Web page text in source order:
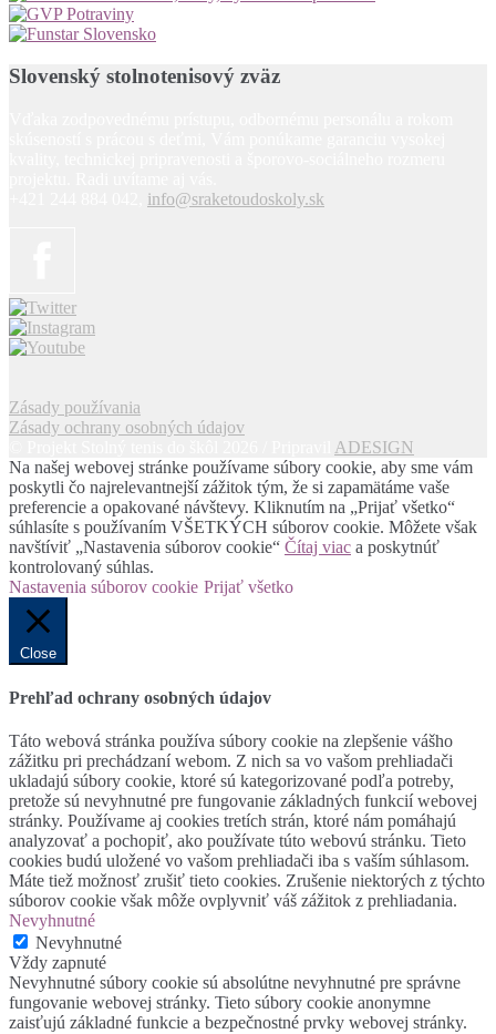
Slovenský stolnotenisový zväz
info@sraketoudoskoly.sk
Zásady používania
Zásady ochrany osobných údajov
ADESIGN
Na našej webovej stránke používame súbory cookie, aby sme vám
poskytli čo najrelevantnejší zážitok tým, že si zapamätáme vaše
preferencie a opakované návštevy. Kliknutím na „Prijať všetko“
súhlasíte s používaním VŠETKÝCH súborov cookie. Môžete však
navštíviť „Nastavenia súborov cookie“ Čítaj viac a poskytnúť
kontrolovaný súhlas.
Nastavenia súborov cookie Prijať všetko
Close
Prehľad ochrany osobných údajov
Táto webová stránka používa súbory cookie na zlepšenie vášho
zážitku pri prechádzaní webom. Z nich sa vo vašom prehliadači
ukladajú súbory cookie, ktoré sú kategorizované podľa potreby,
pretože sú nevyhnutné pre fungovanie základných funkcií webovej
stránky. Používame aj cookies tretích strán, ktoré nám pomáhajú
analyzovať a pochopiť, ako používate túto webovú stránku. Tieto
cookies budú uložené vo vašom prehliadači iba s vaším súhlasom.
Máte tiež možnosť zrušiť tieto cookies. Zrušenie niektorých z týchto
súborov cookie však môže ovplyvniť váš zážitok z prehliadania.
Nevyhnutné
Nevyhnutné
Vždy zapnuté
Nevyhnutné súbory cookie sú absolútne nevyhnutné pre správne
fungovanie webovej stránky. Tieto súbory cookie anonymne
zaisťujú základné funkcie a bezpečnostné prvky webovej stránky.